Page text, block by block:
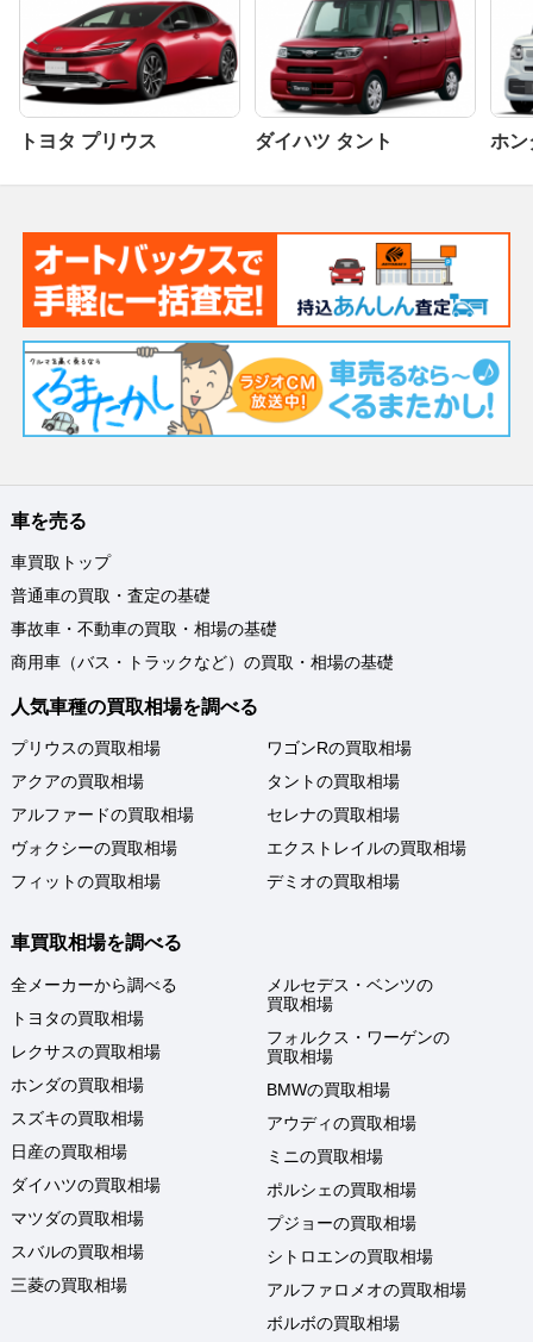
トヨタ プリウス ダイハツ タント ホン
車を売る
車買取トップ
普通車の買取・査定の基礎
事故車・不動車の買取・相場の基礎
商用車（バス・トラックなど）の買取・相場の基礎
人気車種の買取相場を調べる
プリウスの買取相場
アクアの買取相場
アルファードの買取相場
ヴォクシーの買取相場
フィットの買取相場
ワゴンRの買取相場
タントの買取相場
セレナの買取相場
エクストレイルの買取相場
デミオの買取相場
車買取相場を調べる
全メーカーから調べる
トヨタの買取相場
レクサスの買取相場
ホンダの買取相場
スズキの買取相場
日産の買取相場
ダイハツの買取相場
マツダの買取相場
スバルの買取相場
三菱の買取相場
メルセデス・ベンツの
買取相場
フォルクス・ワーゲンの
買取相場
BMWの買取相場
アウディの買取相場
ミニの買取相場
ポルシェの買取相場
プジョーの買取相場
シトロエンの買取相場
アルファロメオの買取相場
ボルボの買取相場